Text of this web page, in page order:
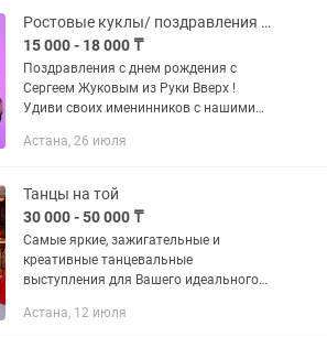
Ростовые куклы/ поздравления / аниматоры/шоу программа/Руки Вверх
15 000 - 18 000 ₸
Поздравления с днем рождения с
Сергеем Жуковым из Руки Вверх !
Удиви своих именинников с нашими
ростовых кукол!Вы можете написать
Астана, 26 июля
Танцы на той
30 000 - 50 000 ₸
Самые яркие, зажигательные и
креативные танцевальные
выступления для Вашего идеального
профессиональные танцоры и
Астана, 12 июля